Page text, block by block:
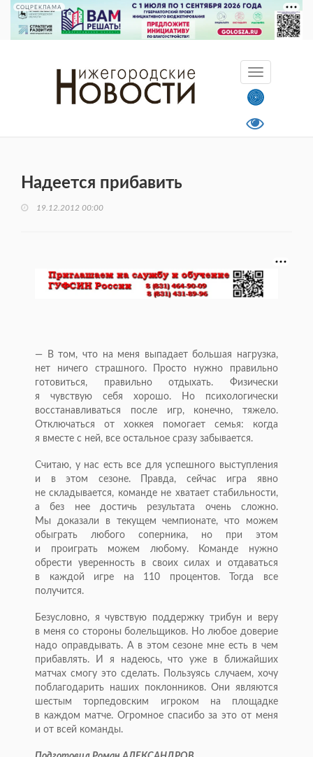
СОЦРЕКЛАМА
Надеется прибавить
19.12.2012 00:00
— В том, что на меня выпадает большая нагрузка,
нет ничего страшного. Просто нужно правильно
готовиться, правильно отдыхать. Физически
я чувствую себя хорошо. Но психологически
восстанавливаться после игр, конечно, тяжело.
Отключаться от хоккея помогает семья: когда
я вместе с ней, все остальное сразу забывается.
Считаю, у нас есть все для успешного выступления
и в этом сезоне. Правда, сейчас игра явно
не складывается, команде не хватает стабильности,
а без нее достичь результата очень сложно.
Мы доказали в текущем чемпионате, что можем
обыграть любого соперника, но при этом
и проиграть можем любому. Команде нужно
обрести уверенность в своих силах и отдаваться
в каждой игре на 110 процентов. Тогда все
получится.
Безусловно, я чувствую поддержку трибун и веру
в меня со стороны болельщиков. Но любое доверие
надо оправдывать. А в этом сезоне мне есть в чем
прибавлять. И я надеюсь, что уже в ближайших
матчах смогу это сделать. Пользуясь случаем, хочу
поблагодарить наших поклонников. Они являются
шестым торпедовским игроком на площадке
в каждом матче. Огромное спасибо за это от меня
и от всей команды.